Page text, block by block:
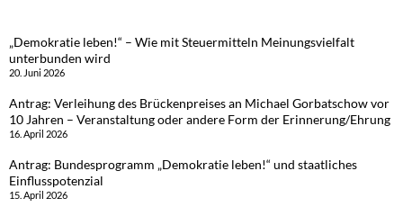
„Demokratie leben!“ – Wie mit Steuermitteln Meinungsvielfalt
unterbunden wird
20. Juni 2026
Antrag: Verleihung des Brückenpreises an Michael Gorbatschow vor
10 Jahren – Veranstaltung oder andere Form der Erinnerung/Ehrung
16. April 2026
Antrag: Bundesprogramm „Demokratie leben!“ und staatliches
Einflusspotenzial
15. April 2026